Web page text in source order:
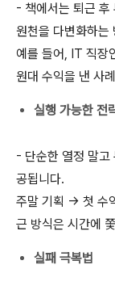
- 책에서는 퇴근 후
원천을 다변화하는
예를 들어, IT 직장
원대 수익을 낸 사
실행 가능한 전
- 단순한 열정 말고
공됩니다.
주말 기획 → 첫 수
근 방식은 시간에
실패 극복법